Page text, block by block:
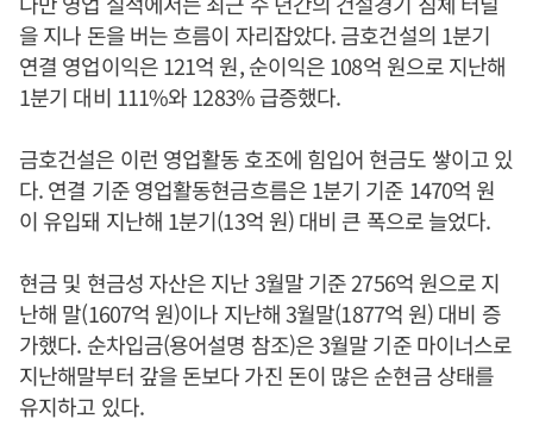
을 지나 돈을 버는 흐름이 자리잡았다. 금호건설의 1분기
연결 영업이익은 121억 원, 순이익은 108억 원으로 지난해
1분기 대비 111%와 1283% 급증했다.
금호건설은 이런 영업활동 호조에 힘입어 현금도 쌓이고 있
다. 연결 기준 영업활동현금흐름은 1분기 기준 1470억 원
이 유입돼 지난해 1분기(13억 원) 대비 큰 폭으로 늘었다.
현금 및 현금성 자산은 지난 3월말 기준 2756억 원으로 지
난해 말(1607억 원)이나 지난해 3월말(1877억 원) 대비 증
가했다. 순차입금(용어설명 참조)은 3월말 기준 마이너스로
지난해말부터 갚을 돈보다 가진 돈이 많은 순현금 상태를
유지하고 있다.